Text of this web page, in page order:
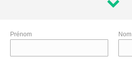
Prénom Nom